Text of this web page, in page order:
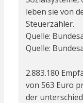
leben sie von
Steuerzahler.
Quelle:
Quelle:
2.883.180
von 563 Euro
der